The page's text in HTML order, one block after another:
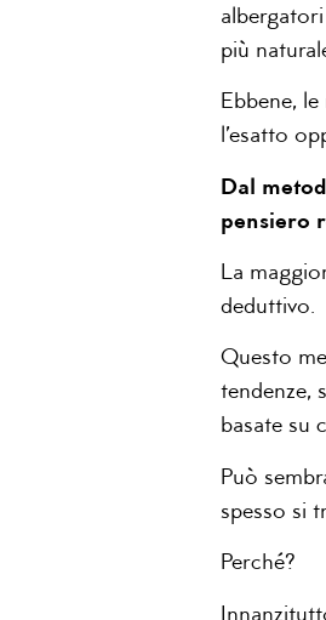
più
Ebbene,
l’esatto
Dal
pensiero
La
deduttivo.
Questo
tendenze,
basate su
Può
spesso si
Perché?